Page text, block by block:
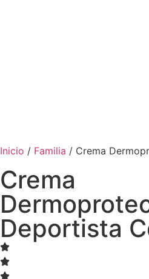
Inicio / Familia / Crema
Crema
Deportista